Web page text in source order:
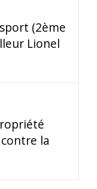
(2ème
Lionel
la